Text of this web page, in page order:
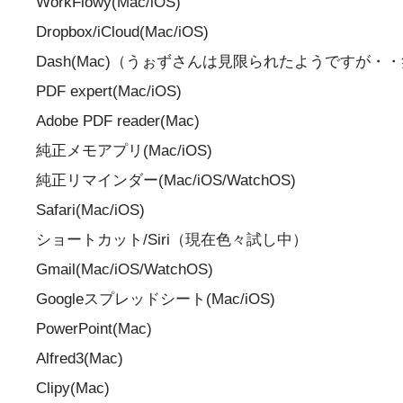
Dropbox/iCloud(Mac/iOS)
Dash(Mac)（うぉずさんは見限られたようですが・
PDF expert(Mac/iOS)
Adobe PDF reader(Mac)
純正メモアプリ(Mac/iOS)
純正リマインダー(Mac/iOS/WatchOS)
Safari(Mac/iOS)
ショートカット/Siri（現在色々試し中）
Gmail(Mac/iOS/WatchOS)
Googleスプレッドシート(Mac/iOS)
PowerPoint(Mac)
Alfred3(Mac)
Clipy(Mac)